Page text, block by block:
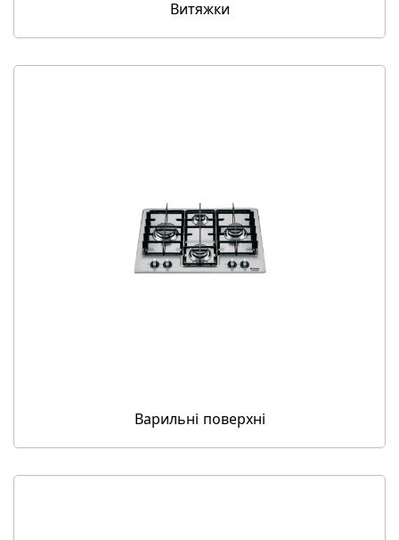
Витяжки
Варильні поверхні